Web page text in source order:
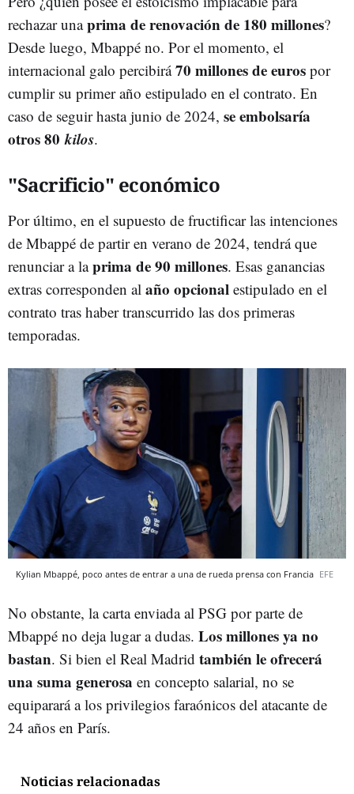
rechazar unaprima de renovación de 180 millones?
Desde luego, Mbappé no. Por el momento, el
internacional galo percibirá70 millones de euros por
cumplir su primer año estipulado en el contrato. En
caso de seguir hasta junio de 2024, se embolsaría
otros 80kilos.
"Sacrificio" económico
Por último, en el supuesto de fructificar las intenciones
de Mbappé de partir en verano de 2024, tendrá que
renunciar a laprima de 90 millones. Esas ganancias
extras corresponden al año opcional estipulado en el
contrato tras haber transcurrido las dos primeras
temporadas.
Kylian Mbappé, poco antes de entrar a una de rueda prensa con Francia EFE
No obstante, la carta enviada al PSG por parte de
Mbappé no deja lugar a dudas. Los millones ya no
bastan. Si bien el Real Madrid también le ofrecerá
una suma generosa en concepto salarial, no se
equiparará a los privilegios faraónicos del atacante de
24 años en París.
Noticias relacionadas